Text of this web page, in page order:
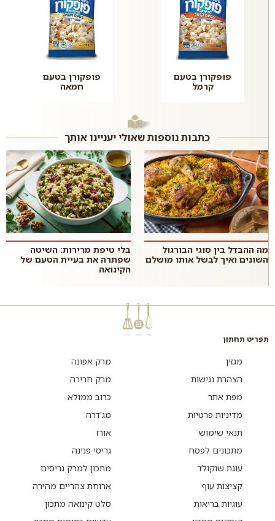
פופקורן בטעם
קרמל
פופקורן בטעם
חמאה
כתבות נוספות שאולי יעניינו אותך
מה ההבדל בין סוגי הבורגול
השונים ואיך לבשל אותו מושלם
בלי טיפת מרירות: השיטה
שפתרה את בעיית הטעם של
הקינואה
תפריט תחתון
מגזין
הצהרת נגישות
מפת אתר
מדיניות פרטיות
תנאי שימוש
מתכונים לפסח
עוגת שוקולד
קציצות עוף
עוגיות בריאות
מרק אפונה
מרק חרירה
כרוב ממולא
מג'דרה
אורז
גריסי פנינה
מתכון למרק גריסים
ארוחת צהריים מהירה
סלט קינואה מתכון